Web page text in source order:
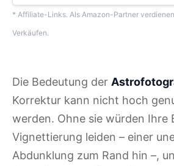
* Affiliate-Links. Als Amazon-Partner
Verkäufen.
Die Bedeutung der
Korrektur kann nicht hoch
werden. Ohne sie würden Ihre
Vignettierung leiden – einer
Abdunklung zum Rand hin –,